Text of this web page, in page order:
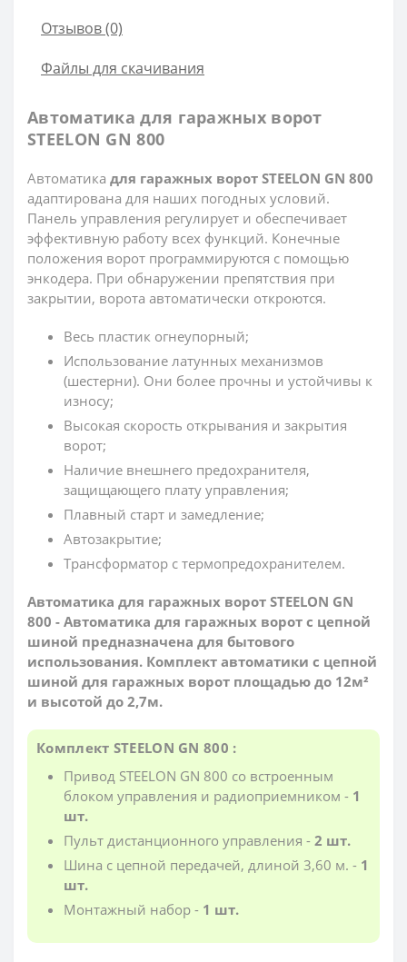
Отзывов (0)
Файлы для скачивания
Автоматика для гаражных ворот
STEELON GN 800
Автоматика для гаражных ворот STEELON GN 800
адаптирована для наших погодных условий.
Панель управления регулирует и обеспечивает
эффективную работу всех функций. Конечные
положения ворот программируются с помощью
энкодера. При обнаружении препятствия при
закрытии, ворота автоматически откроются.
Весь пластик огнеупорный;
Использование латунных механизмов
(шестерни). Они более прочны и устойчивы к
износу;
Высокая скорость открывания и закрытия
ворот;
Наличие внешнего предохранителя,
защищающего плату управления;
Плавный старт и замедление;
Автозакрытие;
Трансформатор с термопредохранителем.
Автоматика для гаражных ворот STEELON GN
800 - Автоматика для гаражных ворот с цепной
шиной предназначена для бытового
использования. Комплект автоматики с цепной
шиной для гаражных ворот площадью до 12м²
и высотой до 2,7м.
Комплект STEELON GN 800 :
Привод STEELON GN 800 со встроенным
блоком управления и радиоприемником - 1
шт.
Пульт дистанционного управления - 2 шт.
Шина с цепной передачей, длиной 3,60 м. - 1
шт.
Монтажный набор - 1 шт.